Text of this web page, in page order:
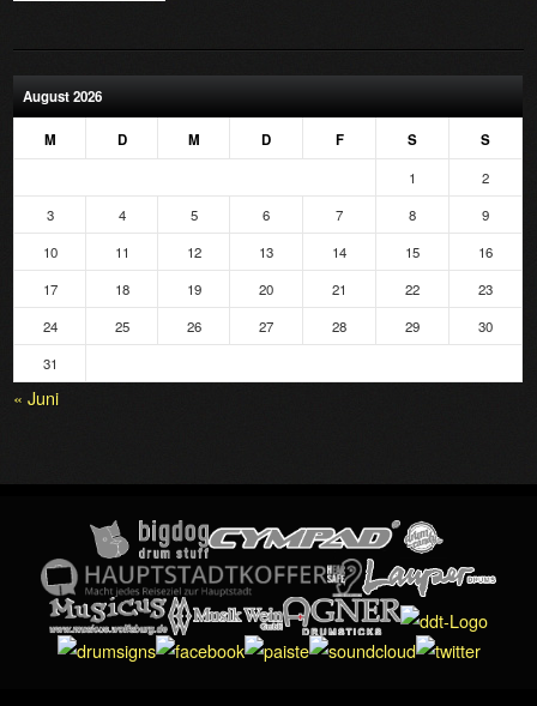
August 2026
M D M D F S S
1
2
3
4 5 6 7 8
9
10
11 12 13 14 15
16
17
18 19 20 21 22
23
24
25 26 27 28 29
30
31
« Juni